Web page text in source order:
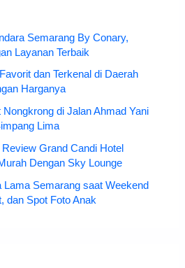
Semarang By Conary,
Layanan Terbaik
dan Terkenal di Daerah
Harganya
di Jalan Ahmad Yani
Lima
Grand Candi Hotel
Dengan Sky Lounge
Semarang saat Weekend
dan Spot Foto Anak